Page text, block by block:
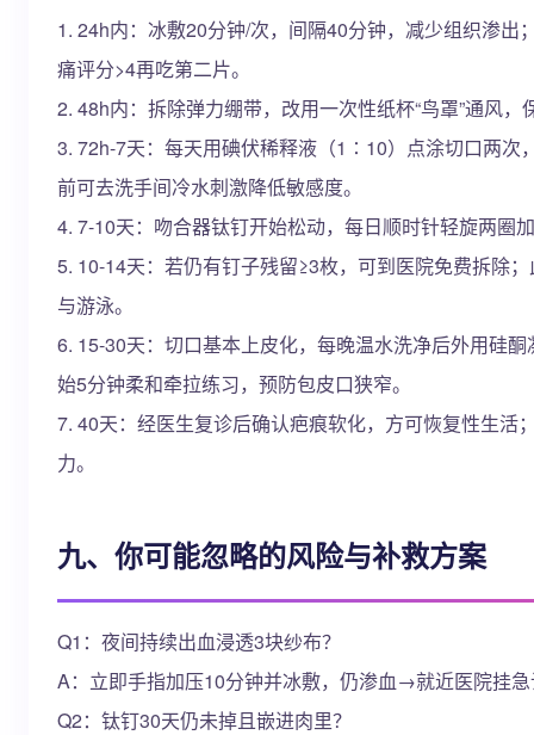
1. 24h内：冰敷20分钟/次，间隔40分钟，减少组织渗出
痛评分>4再吃第二片。
2. 48h内：拆除弹力绷带，改用一次性纸杯“鸟罩”通风
3. 72h-7天：每天用碘伏稀释液（1∶10）点涂切口两次
前可去洗手间冷水刺激降低敏感度。
4. 7-10天：吻合器钛钉开始松动，每日顺时针轻旋两圈
5. 10-14天：若仍有钉子残留≥3枚，可到医院免费拆除
与游泳。
6. 15-30天：切口基本上皮化，每晚温水洗净后外用硅
始5分钟柔和牵拉练习，预防包皮口狭窄。
7. 40天：经医生复诊后确认疤痕软化，方可恢复性生活
力。
九、你可能忽略的风险与补救方案
Q1：夜间持续出血浸透3块纱布？
A：立即手指加压10分钟并冰敷，仍渗血→就近医院挂
Q2：钛钉30天仍未掉且嵌进肉里？